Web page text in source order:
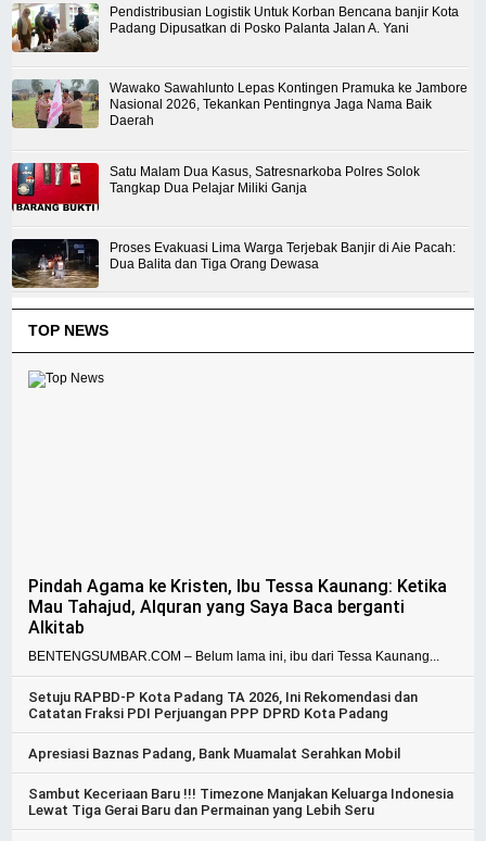
Pendistribusian Logistik Untuk Korban Bencana banjir Kota
Padang Dipusatkan di Posko Palanta Jalan A. Yani
Wawako Sawahlunto Lepas Kontingen Pramuka ke Jambore
Nasional 2026, Tekankan Pentingnya Jaga Nama Baik
Daerah
Satu Malam Dua Kasus, Satresnarkoba Polres Solok
Tangkap Dua Pelajar Miliki Ganja
Proses Evakuasi Lima Warga Terjebak Banjir di Aie Pacah:
Dua Balita dan Tiga Orang Dewasa
TOP NEWS
Pindah Agama ke Kristen, Ibu Tessa Kaunang: Ketika
Mau Tahajud, Alquran yang Saya Baca berganti
Alkitab
BENTENGSUMBAR.COM – Belum lama ini, ibu dari Tessa Kaunang...
Setuju RAPBD-P Kota Padang TA 2026, Ini Rekomendasi dan
Catatan Fraksi PDI Perjuangan PPP DPRD Kota Padang
Apresiasi Baznas Padang, Bank Muamalat Serahkan Mobil
Sambut Keceriaan Baru !!! Timezone Manjakan Keluarga Indonesia
Lewat Tiga Gerai Baru dan Permainan yang Lebih Seru